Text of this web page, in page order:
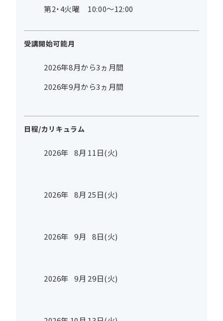
第2・4火曜 10:00～12:00
受講開始可能月
2026年8月から3ヵ月間
2026年9月から3ヵ月間
日程/カリキュラム
2026年 8月 11日(火)
2026年 8月 25日(火)
2026年 9月 8日(火)
2026年 9月 29日(火)